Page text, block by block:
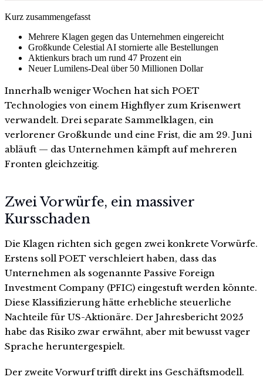
Kurz zusammengefasst
Mehrere Klagen gegen das Unternehmen eingereicht
Großkunde Celestial AI stornierte alle Bestellungen
Aktienkurs brach um rund 47 Prozent ein
Neuer Lumilens-Deal über 50 Millionen Dollar
Innerhalb weniger Wochen hat sich POET
Technologies von einem Highflyer zum Krisenwert
verwandelt. Drei separate Sammelklagen, ein
verlorener Großkunde und eine Frist, die am 29. Juni
abläuft — das Unternehmen kämpft auf mehreren
Fronten gleichzeitig.
Zwei Vorwürfe, ein massiver
Kursschaden
Die Klagen richten sich gegen zwei konkrete Vorwürfe.
Erstens soll POET verschleiert haben, dass das
Unternehmen als sogenannte Passive Foreign
Investment Company (PFIC) eingestuft werden könnte.
Diese Klassifizierung hätte erhebliche steuerliche
Nachteile für US-Aktionäre. Der Jahresbericht 2025
habe das Risiko zwar erwähnt, aber mit bewusst vager
Sprache heruntergespielt.
Der zweite Vorwurf trifft direkt ins Geschäftsmodell.